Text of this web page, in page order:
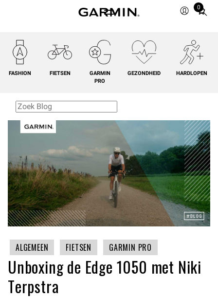
0
Total
cart:
0
FASHION FIETSEN
GARMIN
PRO
GEZONDHEID HARDLOPEN
ALGEMEEN FIETSEN GARMIN PRO
Unboxing de Edge 1050 met Niki
Terpstra